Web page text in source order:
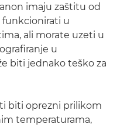
imaju zaštitu od
u
ali morate uzeti u
u
biti jednako teško za
biti oprezni prilikom
temperaturama,